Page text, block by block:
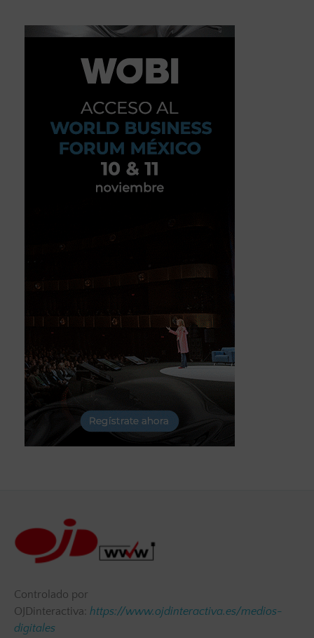
Controlado por
OJDinteractiva: https://www.ojdinteractiva.es/medios-
digitales